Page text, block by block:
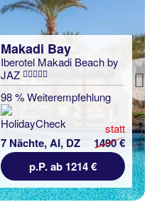
Makadi Bay
Iberotel Makadi Beach by
JAZ
98 % Weiterempfehlung
7 Nächte, AI, DZ
statt
1490 €
p.P. ab 1214 €